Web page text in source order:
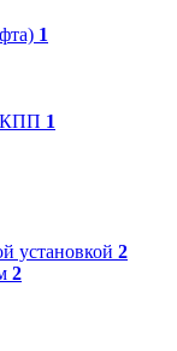
1
1
установкой 2
2